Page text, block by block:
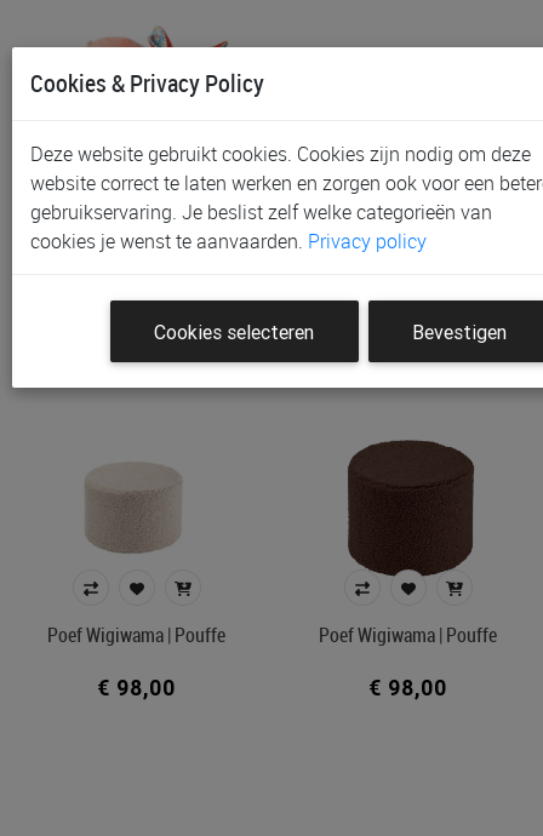
Kinderzetel Lilliputiens,
Club Zetel | Stella
Poef Wigiwama | Pouffe
Poef Wigiwama | Pouffe
€ 98,00
Poef Wigiwama | Pouffe
€ 98,00
Cookies & Privacy Policy
Deze website gebruikt cookies. Cookies zijn nodig om deze
website correct te laten werken en zorgen ook voor een
gebruikservaring. Je beslist zelf welke categorieën van
cookies je wenst te aanvaarden. Privacy policy
Cookies selecteren Bevestigen